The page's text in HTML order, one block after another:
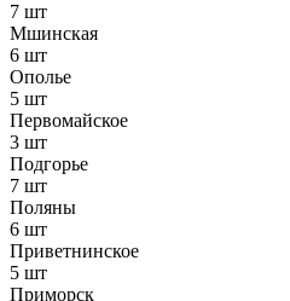
7 шт
Мшинская
6 шт
Ополье
5 шт
Первомайское
3 шт
Подгорье
7 шт
Поляны
6 шт
Приветнинское
5 шт
Приморск